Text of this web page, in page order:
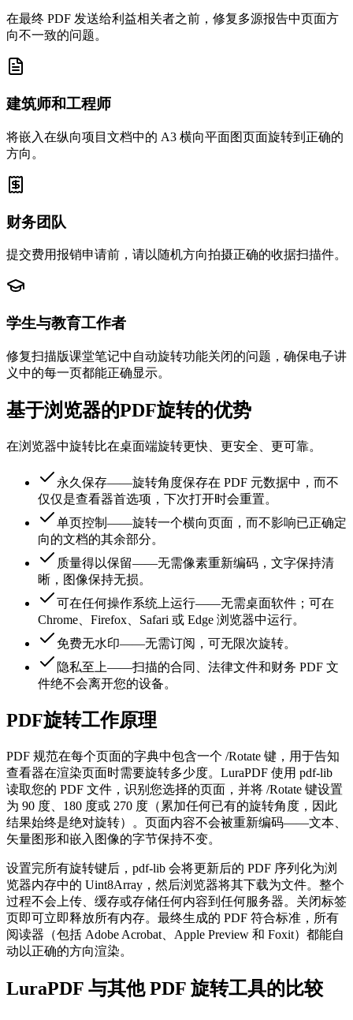
在最终 PDF 发送给利益相关者之前，修复多源报告中页面方
向不一致的问题。
建筑师和工程师
将嵌入在纵向项目文档中的 A3 横向平面图页面旋转到正确的
方向。
财务团队
提交费用报销申请前，请以随机方向拍摄正确的收据扫描件。
学生与教育工作者
修复扫描版课堂笔记中自动旋转功能关闭的问题，确保电子讲
义中的每一页都能正确显示。
基于浏览器的PDF旋转的优势
在浏览器中旋转比在桌面端旋转更快、更安全、更可靠。
永久保存——旋转角度保存在 PDF 元数据中，而不
仅仅是查看器首选项，下次打开时会重置。
单页控制——旋转一个横向页面，而不影响已正确定
向的文档的其余部分。
质量得以保留——无需像素重新编码，文字保持清
晰，图像保持无损。
可在任何操作系统上运行——无需桌面软件；可在
Chrome、Firefox、Safari 或 Edge 浏览器中运行。
免费无水印——无需订阅，可无限次旋转。
隐私至上——扫描的合同、法律文件和财务 PDF 文
件绝不会离开您的设备。
PDF旋转工作原理
PDF 规范在每个页面的字典中包含一个 /Rotate 键，用于告知
查看器在渲染页面时需要旋转多少度。LuraPDF 使用 pdf-lib
读取您的 PDF 文件，识别您选择的页面，并将 /Rotate 键设置
为 90 度、180 度或 270 度（累加任何已有的旋转角度，因此
结果始终是绝对旋转）。页面内容不会被重新编码——文本、
矢量图形和嵌入图像的字节保持不变。
设置完所有旋转键后，pdf-lib 会将更新后的 PDF 序列化为浏
览器内存中的 Uint8Array，然后浏览器将其下载为文件。整个
过程不会上传、缓存或存储任何内容到任何服务器。关闭标签
页即可立即释放所有内存。最终生成的 PDF 符合标准，所有
阅读器（包括 Adob​​e Acrobat、Apple Preview 和 Foxit）都能自
动以正确的方向渲染。
LuraPDF 与其他 PDF 旋转工具的比较